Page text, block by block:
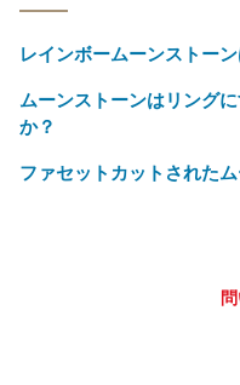
レインボームーンストー
ムーンストーンはリング
か？
ファセットカットされた